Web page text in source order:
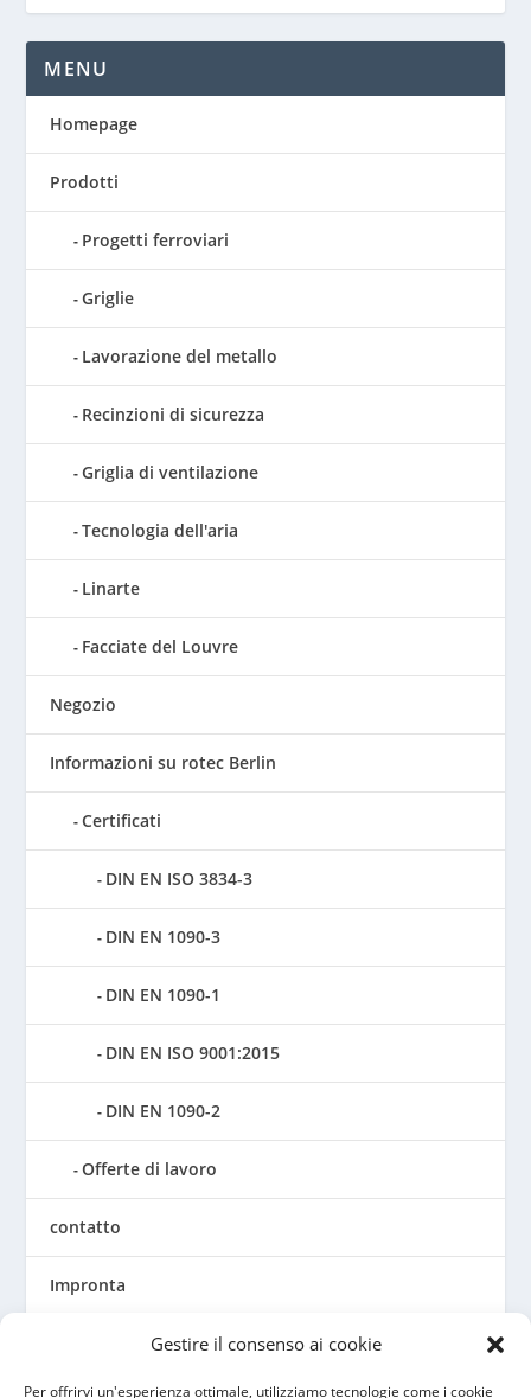
Gestire il consenso ai cookie
Per offrirvi un'esperienza ottimale, utilizziamo tecnologie come i cookie
MENU
Homepage
Prodotti
Progetti ferroviari
Griglie
Lavorazione del metallo
Recinzioni di sicurezza
Griglia di ventilazione
Tecnologia dell'aria
Linarte
Facciate del Louvre
Negozio
Informazioni su rotec Berlin
Certificati
DIN EN ISO 3834-3
DIN EN 1090-3
DIN EN 1090-1
DIN EN ISO 9001:2015
DIN EN 1090-2
Offerte di lavoro
contatto
Impronta
Termini e condizioni generali